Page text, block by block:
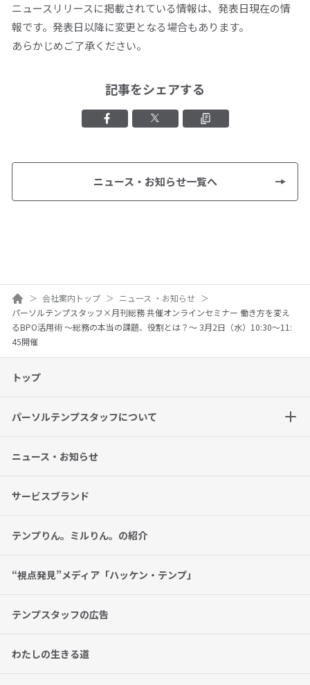
ニュースリリースに掲載されている情報は、発表日現在の情
報です。発表日以降に変更となる場合もあります。
あらかじめご了承ください。
記事をシェアする
Facebookでシェアする
Xでシェアする
ニュース・お知らせ一覧へ
ホーム会社案内トップ
ニュース ・お知らせ
パーソルテンプスタッフ×月刊総務 共催オンラインセミナー 働き方を変え
るBPO活用術 ～総務の本当の課題、役割とは？～ 3月2日（水）10:30～11:
45開催
トップ
パーソルテンプスタッフについて
ニュース・お知らせ
サービスブランド
テンプりん。ミルりん。の紹介
“視点発見”メディア「ハッケン・テンプ」
テンプスタッフの広告
わたしの生きる道